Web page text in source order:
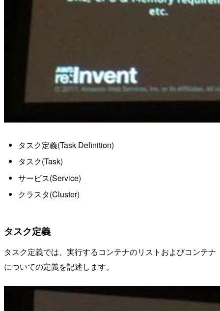
タスク定義(Task Definition)
タスク(Task)
サービス(Service)
クラスタ(Cluster)
タスク定義
タスク定義では、実行するコンテナのリストおよびコンテナ
についての定義を記述します。